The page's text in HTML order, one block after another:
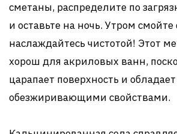
сметаны, распределите по
и оставьте на ночь. Утром смойте
наслаждайтесь чистотой! Этот
хорош для акриловых ванн,
царапает поверхность и
обезжиривающими свойствами.